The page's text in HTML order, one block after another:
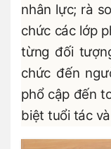
nhân lực; rà
chức các lớp
từng đối
chức đến
phổ cập đến
biệt tuổi tác